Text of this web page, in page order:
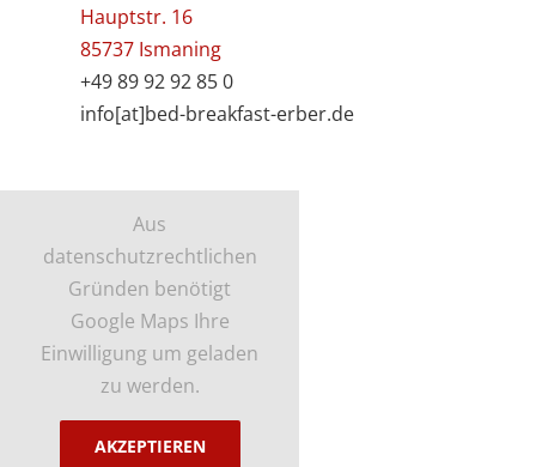
Hauptstr. 16
85737 Ismaning
+49 89 92 92 85 0
info[at]bed-breakfast-erber.de
Aus
datenschutzrechtlichen
Gründen benötigt
Google Maps Ihre
Einwilligung um geladen
zu werden.
AKZEPTIEREN